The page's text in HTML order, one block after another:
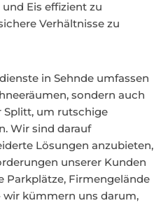
Eis effizient zu
Verhältnisse zu
in Sehnde umfassen
sondern auch
Splitt, um rutschige
Wir sind darauf
Lösungen anzubieten,
unserer Kunden
Parkplätze, Firmengelände
wir kümmern uns darum,